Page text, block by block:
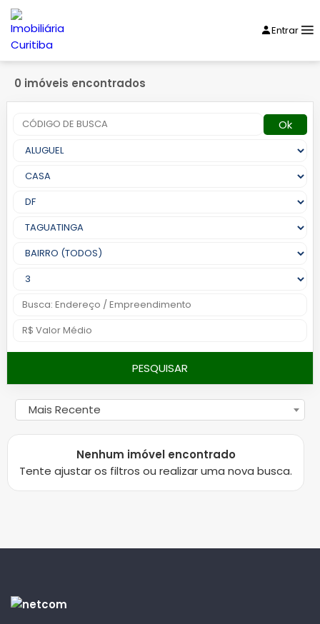
Entrar
0 imóveis encontrados
Ok
PESQUISAR
Mais Recente
Nenhum imóvel encontrado
Tente ajustar os filtros ou realizar uma nova busca.